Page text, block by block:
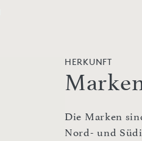
HERKUNFT
Die Marken
Nord- und